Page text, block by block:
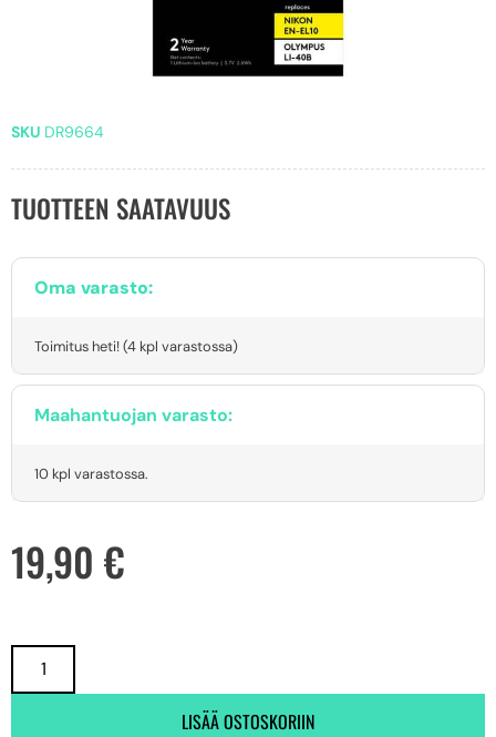
SKU DR9664
TUOTTEEN SAATAVUUS
Oma varasto:
Toimitus heti! (4 kpl varastossa)
Maahantuojan varasto:
10 kpl varastossa.
19,90 €
LISÄÄ OSTOSKORIIN